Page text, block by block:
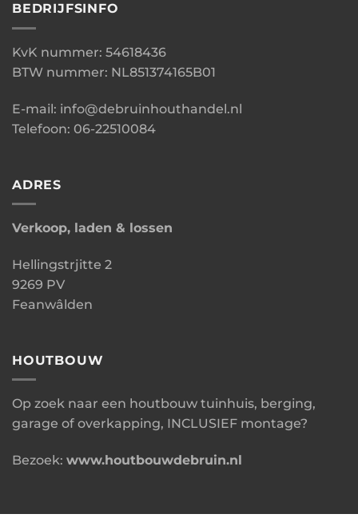
BEDRIJFSINFO
KvK nummer: 54618436
BTW nummer: NL851374165B01
E-mail: info@debruinhouthandel.nl
Telefoon: 06-22510084
ADRES
Verkoop, laden & lossen
Hellingstrjitte 2
9269 PV
Feanwâlden
HOUTBOUW
Op zoek naar een houtbouw tuinhuis, berging,
garage of overkapping, INCLUSIEF montage?
Bezoek: www.houtbouwdebruin.nl